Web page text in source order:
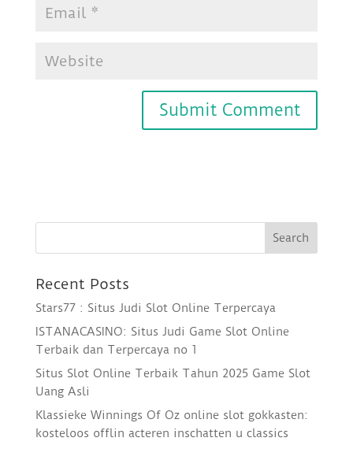
Recent Posts
Stars77 : Situs Judi Slot Online Terpercaya
ISTANACASINO: Situs Judi Game Slot Online
Terbaik dan Terpercaya no 1
Situs Slot Online Terbaik Tahun 2025 Game Slot
Uang Asli
Klassieke Winnings Of Oz online slot gokkasten:
kosteloos offlin acteren inschatten u classics